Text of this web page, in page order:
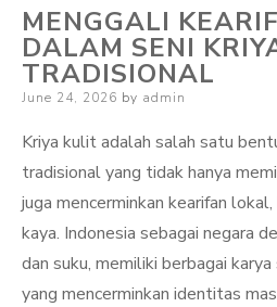
MENGGALI
DALAM SENI
TRADISIONAL
Posted
June 24, 2026 by admin
Kriya kulit adalah salah satu
tradisional yang tidak hanya
juga mencerminkan kearifan
kaya. Indonesia sebagai negara
dan suku, memiliki berbagai
yang mencerminkan identitas